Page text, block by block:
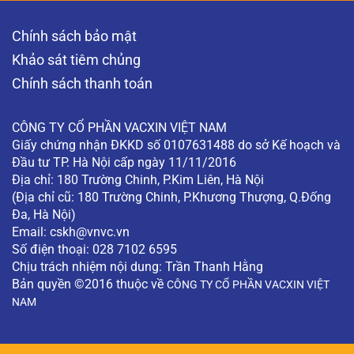
XEM THÊM
Những lưu ý khi bị sùi mào gà, mụn cóc sinh
dục?
XEM THÊM
Chính sách bảo mật
Khảo sát tiêm chủng
Chính sách thanh toán
CÔNG TY CỔ PHẦN VACXIN VIỆT NAM
Giấy chứng nhận ĐKKD số 0107631488 do sở Kế hoạch và
Đầu tư TP. Hà Nội cấp ngày 11/11/2016
Địa chỉ: 180 Trường Chinh, P.Kim Liên, Hà Nội
(Địa chỉ cũ: 180 Trường Chinh, P.Khương Thượng, Q.Đống
Đa, Hà Nội)
Email: cskh@vnvc.vn
Số điện thoại: 028 7102 6595
Chịu trách nhiệm nội dung: Trần Thanh Hằng
Bản quyền ©2016 thuộc về CÔNG TY CỔ PHẦN VACXIN VIỆT
NAM